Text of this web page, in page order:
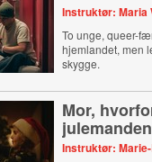
Instruktør: Maria
To unge, queer-
hjemlandet, men
skygge.
Mor,
Instruktør: